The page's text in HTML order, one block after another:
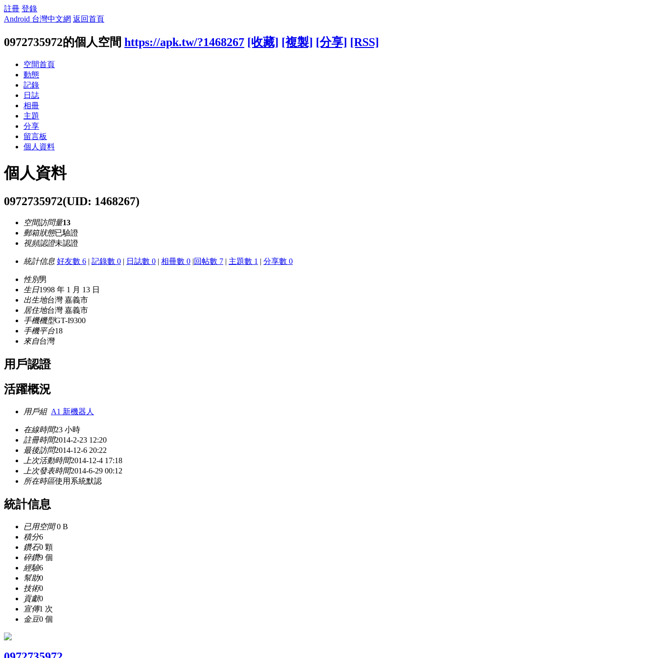
註冊 登錄
Android 台灣中文網 返回首頁
0972735972的個人空間 https://apk.tw/?1468267 [收藏] [複製] [分享] [RSS]
空間首頁
動態
記錄
日誌
相冊
主題
分享
留言板
個人資料
個人資料
0972735972(UID: 1468267)
空間訪問量13
郵箱狀態已驗證
視頻認證未認證
統計信息 好友數 6 | 記錄數 0 | 日誌數 0 | 相冊數 0 |回帖數 7 | 主題數 1 | 分享數 0
性別男
生日1998 年 1 月 13 日
出生地台灣 嘉義市
居住地台灣 嘉義市
手機機型GT-I9300
手機平台18
來自台灣
用戶認證
活躍概況
用戶組 A1 新機器人
在線時間23 小時
註冊時間2014-2-23 12:20
最後訪問2014-12-6 20:22
上次活動時間2014-12-4 17:18
上次發表時間2014-6-29 00:12
所在時區使用系統默認
統計信息
已用空間0 B
積分6
鑽石0 顆
碎鑽9 個
經驗6
幫助0
技術0
貢獻0
宣傳1 次
金豆0 個